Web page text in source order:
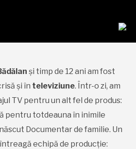
și timp de 12 ani am fost
și în televiziune. Într-o zi, am
TV pentru un alt fel de produs:
pentru totdeauna în inimile
Documentar de familie. Un
echipă de producție: